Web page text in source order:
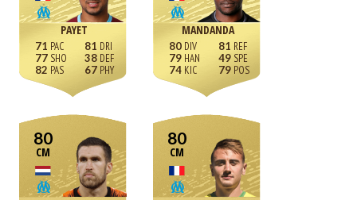
PAYET
71
77
82
81
38
67
MANDANDA
80
79
74
81
49
79
80
CM
80
CM